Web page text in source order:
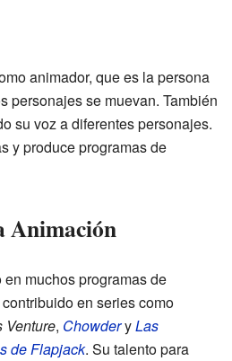
animador, que es la persona
personajes se muevan. También
su voz a diferentes personajes.
y produce programas de
Animación
muchos programas de
en series como
Venture, ChowderyLas
de Flapjack. Su talento para